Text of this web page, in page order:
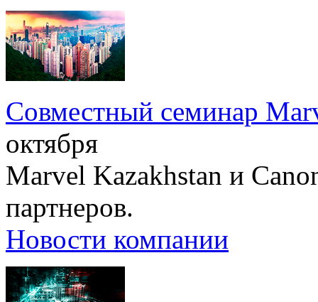
Совместный семинар
октября
Marvel Kazakhstan и
партнеров.
Новости компании